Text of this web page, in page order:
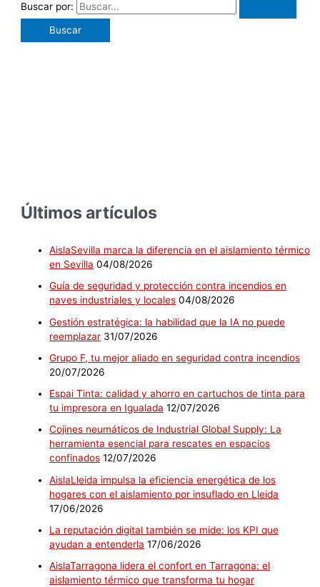
Buscar por:
Últimos artículos
AislaSevilla marca la diferencia en el aislamiento térmico
en Sevilla 04/08/2026
Guía de seguridad y protección contra incendios en
naves industriales y locales 04/08/2026
Gestión estratégica: la habilidad que la IA no puede
reemplazar 31/07/2026
Grupo F, tu mejor aliado en seguridad contra incendios
20/07/2026
Espai Tinta: calidad y ahorro en cartuchos de tinta para
tu impresora en Igualada 12/07/2026
Cojines neumáticos de Industrial Global Supply: La
herramienta esencial para rescates en espacios
confinados 12/07/2026
AislaLleida impulsa la eficiencia energética de los
hogares con el aislamiento por insuflado en Lleida
17/06/2026
La reputación digital también se mide: los KPI que
ayudan a entenderla 17/06/2026
AislaTarragona lidera el confort en Tarragona: el
aislamiento térmico que transforma tu hogar